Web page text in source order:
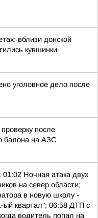
вблизи донской
кувшинки
уголовное дело после
после
балона на АЗС
01:02 Ночная атака двух
на север области;
в новую школу -
ый квартал"; 06:58 ДТП с
водитель попал на